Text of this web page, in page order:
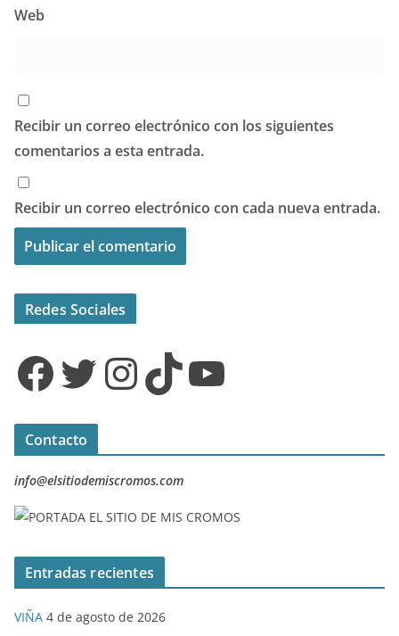
Web
Recibir un correo electrónico con los siguientes
comentarios a esta entrada.
Recibir un correo electrónico con cada nueva entrada.
Redes Sociales
Facebook Twitter InstagramTikTok YouTube
Contacto
info@elsitiodemiscromos.com
Entradas recientes
VIÑA 4 de agosto de 2026